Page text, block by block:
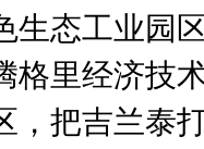
生态工业园
格里经济技
，把吉兰泰